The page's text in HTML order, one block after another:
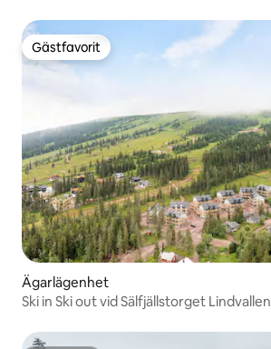
Gästfavorit
Gästfavorit
Ägarlägenhet
Ski in Ski out vid Sälfjällstorget Lindvallen